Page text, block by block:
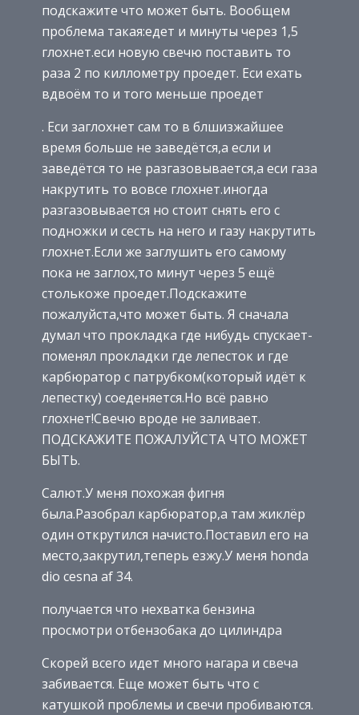
подскажите что может быть. Вообщем
проблема такая:едет и минуты через 1,5
глохнет.еси новую свечю поставить то
раза 2 по киллометру проедет. Еси ехать
вдвоём то и того меньше проедет
. Еси заглохнет сам то в блшизжайшее
время больше не заведётся,а если и
заведётся то не разгазовывается,а еси газа
накрутить то вовсе глохнет.иногда
разгазовывается но стоит снять его с
подножки и сесть на него и газу накрутить
глохнет.Если же заглушить его самому
пока не заглох,то минут через 5 ещё
столькоже проедет.Подскажите
пожалуйста,что может быть. Я сначала
думал что прокладка где нибудь спускает-
поменял прокладки где лепесток и где
карбюратор с патрубком(который идёт к
лепестку) соеденяется.Но всё равно
глохнет!Свечю вроде не заливает.
ПОДСКАЖИТЕ ПОЖАЛУЙСТА ЧТО МОЖЕТ
БЫТЬ.
Салют.У меня похожая фигня
была.Разобрал карбюратор,а там жиклёр
один открутился начисто.Поставил его на
место,закрутил,теперь езжу.У меня honda
dio cesna af 34.
получается что нехватка бензина
просмотри отбензобака до цилиндра
Скорей всего идет много нагара и свеча
забивается. Еще может быть что с
катушкой проблемы и свечи пробиваются.